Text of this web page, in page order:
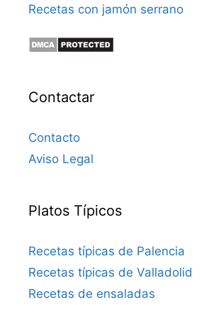
Recetas con jamón serrano
Contactar
Contacto
Aviso Legal
Platos Típicos
Recetas típicas de Palencia
Recetas típicas de Valladolid
Recetas de ensaladas